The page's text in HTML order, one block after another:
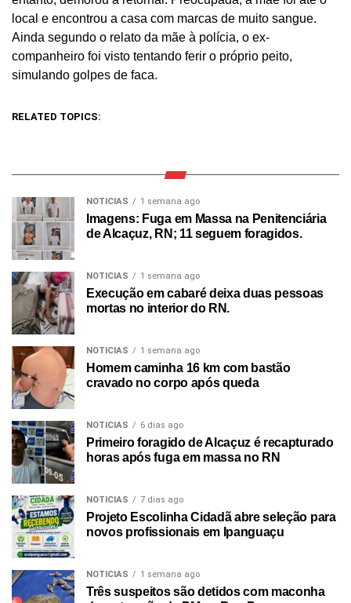
local e encontrou a casa com marcas de muito sangue.
Ainda segundo o relato da mãe à polícia, o ex-
companheiro foi visto tentando ferir o próprio peito,
simulando golpes de faca.
RELATED TOPICS:
NOTICIAS 1 semana ago
Imagens: Fuga em Massa na Penitenciária
de Alcaçuz, RN; 11 seguem foragidos.
NOTICIAS 1 semana ago
Execução em cabaré deixa duas pessoas
mortas no interior do RN.
NOTICIAS 1 semana ago
Homem caminha 16 km com bastão
cravado no corpo após queda
NOTICIAS 6 dias ago
Primeiro foragido de Alcaçuz é recapturado
horas após fuga em massa no RN
NOTICIAS 7 dias ago
Projeto Escolinha Cidadã abre seleção para
novos profissionais em Ipanguaçu
NOTICIAS 1 semana ago
Três suspeitos são detidos com maconha